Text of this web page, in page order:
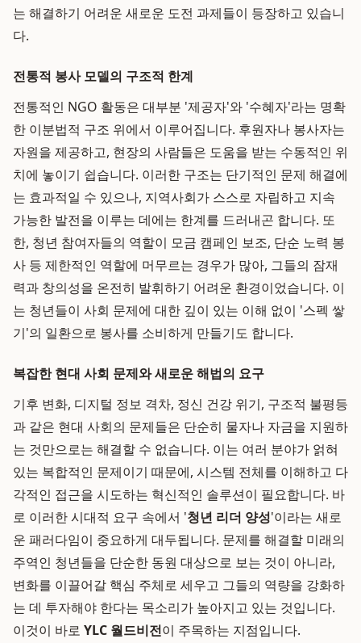
는 해결하기 어려운 새로운 도전 과제들이 등장하고 있습니
다.
전통적 봉사 모델의 구조적 한계
전통적인 NGO 활동은 대부분 '제공자'와 '수혜자'라는 명확
한 이분법적 구조 위에서 이루어집니다. 후원자나 봉사자는
자원을 제공하고, 현장의 사람들은 도움을 받는 수동적인 위
치에 놓이기 쉽습니다. 이러한 구조는 단기적인 문제 해결에
는 효과적일 수 있으나, 지역사회가 스스로 자립하고 지속
가능한 발전을 이루는 데에는 한계를 드러내곤 합니다. 또
한, 청년 참여자들의 역할이 모금 캠페인 보조, 단순 노력 봉
사 등 제한적인 역할에 머무르는 경우가 많아, 그들의 잠재
력과 창의성을 온전히 발휘하기 어려운 환경이었습니다. 이
는 청년들이 사회 문제에 대한 깊이 있는 이해 없이 '스펙 쌓
기'의 일환으로 봉사를 소비하게 만들기도 합니다.
복잡한 현대 사회 문제와 새로운 해법의 요구
기후 변화, 디지털 정보 격차, 정신 건강 위기, 구조적 불평등
과 같은 현대 사회의 문제들은 단순히 물자나 자금을 지원하
는 것만으로는 해결할 수 없습니다. 이는 여러 분야가 얽혀
있는 복합적인 문제이기 때문에, 시스템 전체를 이해하고 다
각적인 접근을 시도하는 혁신적인 솔루션이 필요합니다. 바
로 이러한 시대적 요구 속에서 '청년 리더 양성'이라는 새로
운 패러다임이 중요하게 대두됩니다. 문제를 해결할 미래의
주역인 청년들을 단순한 동원 대상으로 보는 것이 아니라,
변화를 이끌어갈 핵심 주체로 세우고 그들의 역량을 강화하
는 데 투자해야 한다는 목소리가 높아지고 있는 것입니다.
이것이 바로 YLC 월드비전이 주목하는 지점입니다.